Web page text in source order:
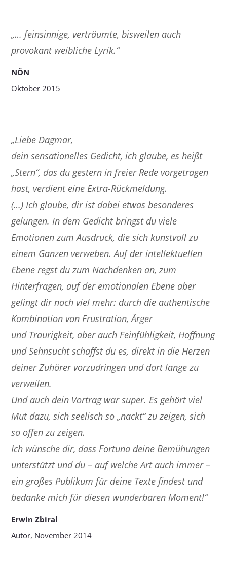
NÖN
Oktober 2015
„… feinsinnige, verträumte, bisweilen auch
provokant weibliche Lyrik.“
Erwin Zbiral
Autor, November 2014
„Liebe Dagmar,
dein sensationelles Gedicht, ich glaube, es heißt
„Stern“, das du gestern in freier Rede vorgetragen
hast, verdient eine Extra-Rückmeldung.
(…) Ich glaube, dir ist dabei etwas besonderes
gelungen. In dem Gedicht bringst du viele
Emotionen zum Ausdruck, die sich kunstvoll zu
einem Ganzen verweben. Auf der intellektuellen
Ebene regst du zum Nachdenken an, zum
Hinterfragen, auf der emotionalen Ebene aber
gelingt dir noch viel mehr: durch die authentische
Kombination von Frustration, Ärger
und Traurigkeit, aber auch Feinfühligkeit, Hoffnung
und Sehnsucht schaffst du es, direkt in die Herzen
deiner Zuhörer vorzudringen und dort lange zu
verweilen.
Und auch dein Vortrag war super. Es gehört viel
Mut dazu, sich seelisch so „nackt“ zu zeigen, sich
so offen zu zeigen.
Ich wünsche dir, dass Fortuna deine Bemühungen
unterstützt und du – auf welche Art auch immer –
ein großes Publikum für deine Texte findest und
bedanke mich für diesen wunderbaren Moment!“